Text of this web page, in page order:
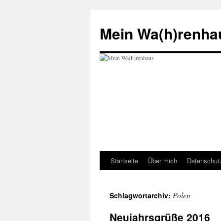
springen
Mein
Startseite Über mich
Schlagwortarchiv: Polen
Neujahrsgrüße 2016